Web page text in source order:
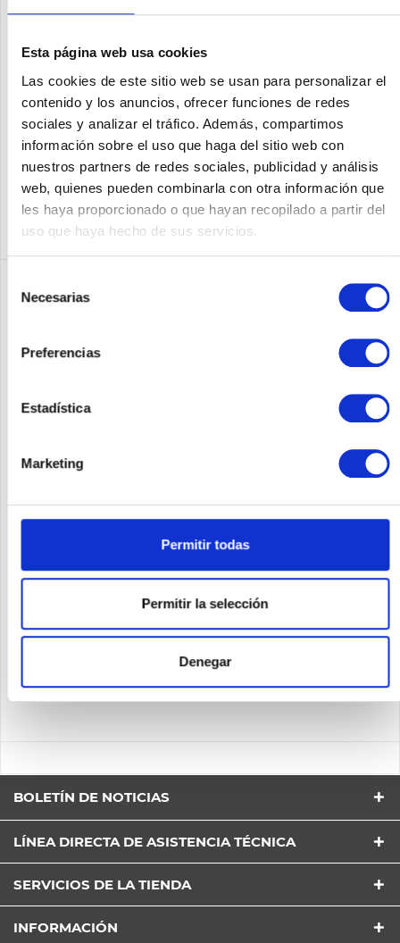
Esta página web usa cookies
Las cookies de este sitio web se usan para personalizar el
contenido y los anuncios, ofrecer funciones de redes
sociales y analizar el tráfico. Además, compartimos
información sobre el uso que haga del sitio web con
nuestros partners de redes sociales, publicidad y análisis
web, quienes pueden combinarla con otra información que
les haya proporcionado o que hayan recopilado a partir del
uso que haya hecho de sus servicios.
Necesarias
Preferencias
Estadística
Marketing
Permitir todas
Permitir la selección
Denegar
Allied Telesis AT-SBx908 GEN2. Voltaje de entrada de CA: 100 -
UL, cUL, TUV. Ancho: 440 mm, Profundidad: 480 mm, Altura:
Contenido 1
Precio a petición
Recordar
DETALLES
ALLIED TELESIS AT-SBX908GEN2-B05
Administrado - Módulo de rack
Contenido1
Recordar
DETALLES
BOLETÍN DE NOTICIAS
LÍNEA DIRECTA DE ASISTENCIA TÉCNICA
SERVICIOS DE LA TIENDA
INFORMACIÓN